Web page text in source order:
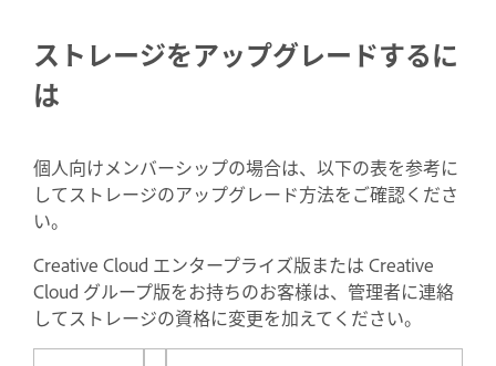
ストレージをアップグレードするに
は
個人向けメンバーシップの場合は、以下の表を参考に
してストレージのアップグレード方法をご確認くださ
い。
Creative Cloud エンタープライズ版または Creative
Cloud グループ版をお持ちのお客様は、管理者に連絡
してストレージの資格に変更を加えてください。